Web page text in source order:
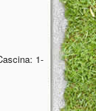
1-